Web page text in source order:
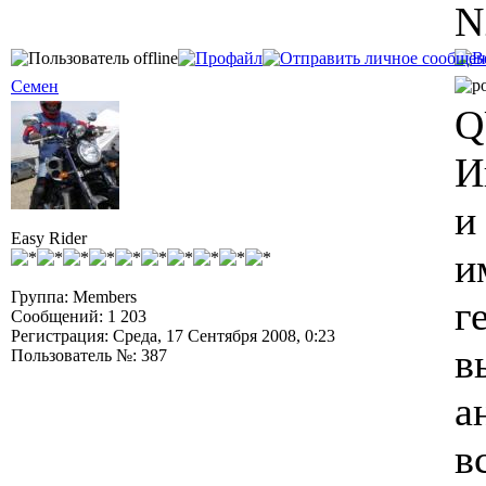
Семен
Easy Rider
Группа: Members
Сообщений: 1 203
Регистрация: Среда, 17 Сентября 2008, 0:23
Пользователь №: 387
и